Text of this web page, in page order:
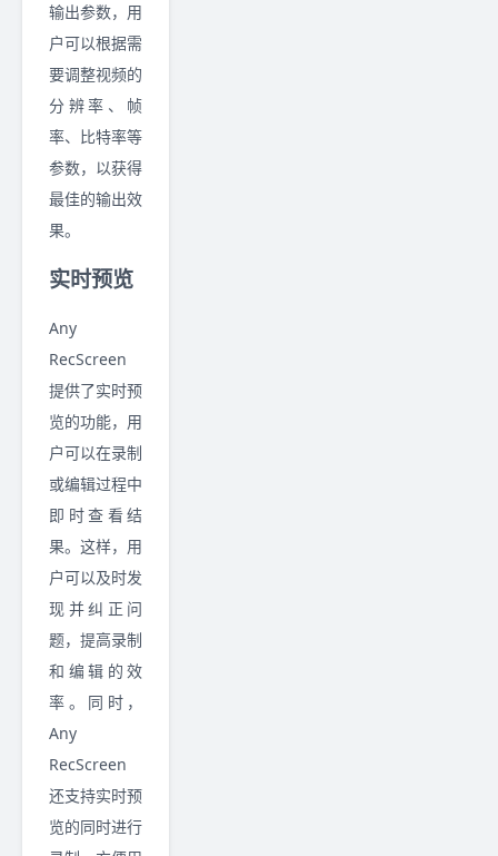
输出参数，用
户可以根据需
要调整视频的
分辨率、帧
率、比特率等
参数，以获得
最佳的输出效
果。
实时预览
Any
RecScreen
提供了实时预
览的功能，用
户可以在录制
或编辑过程中
即时查看结
果。这样，用
户可以及时发
现并纠正问
题，提高录制
和编辑的效
率。同时，
Any
RecScreen
还支持实时预
览的同时进行